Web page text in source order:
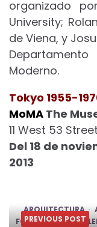
organizado
University;
de Viena, y
Moderno.
Tokyo 1955-
MoMA The
11 West 53
Del 18 de
2013
ARQUITECTURA
FOTOGRAFÍA
PREVIOUS POST